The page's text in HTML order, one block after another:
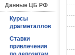
Данные ЦБ РФ
Курсы
драгметаллов
Ставки
привлечения